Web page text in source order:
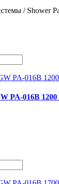
/ Shower
PA-016B 1200